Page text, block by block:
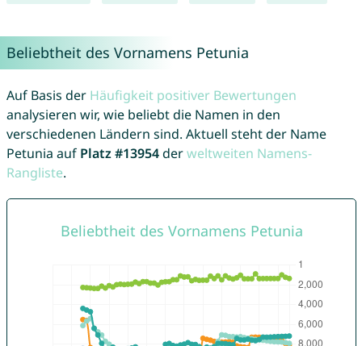
Beliebtheit des Vornamens Petunia
Auf Basis der Häufigkeit positiver Bewertungen
analysieren wir, wie beliebt die Namen in den
verschiedenen Ländern sind. Aktuell steht der Name
Petunia auf Platz #13954derweltweiten Namens-
Rangliste.